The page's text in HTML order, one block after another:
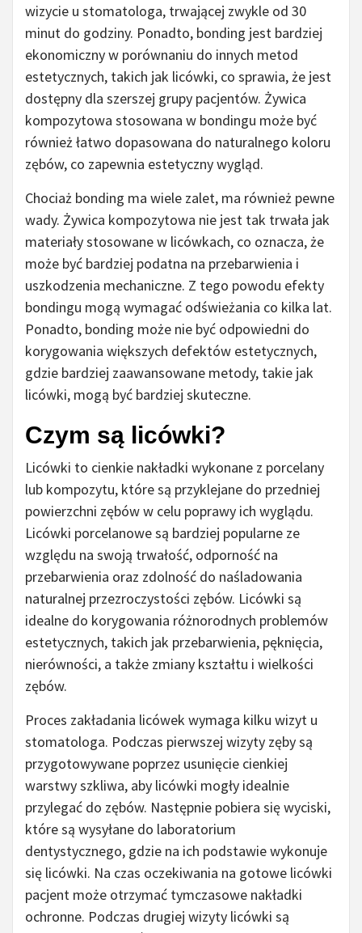
wizycie u stomatologa, trwającej zwykle od 30
minut do godziny. Ponadto, bonding jest bardziej
ekonomiczny w porównaniu do innych metod
estetycznych, takich jak licówki, co sprawia, że jest
dostępny dla szerszej grupy pacjentów. Żywica
kompozytowa stosowana w bondingu może być
również łatwo dopasowana do naturalnego koloru
zębów, co zapewnia estetyczny wygląd.
Chociaż bonding ma wiele zalet, ma również pewne
wady. Żywica kompozytowa nie jest tak trwała jak
materiały stosowane w licówkach, co oznacza, że
może być bardziej podatna na przebarwienia i
uszkodzenia mechaniczne. Z tego powodu efekty
bondingu mogą wymagać odświeżania co kilka lat.
Ponadto, bonding może nie być odpowiedni do
korygowania większych defektów estetycznych,
gdzie bardziej zaawansowane metody, takie jak
licówki, mogą być bardziej skuteczne.
Czym są licówki?
Licówki to cienkie nakładki wykonane z porcelany
lub kompozytu, które są przyklejane do przedniej
powierzchni zębów w celu poprawy ich wyglądu.
Licówki porcelanowe są bardziej popularne ze
względu na swoją trwałość, odporność na
przebarwienia oraz zdolność do naśladowania
naturalnej przezroczystości zębów. Licówki są
idealne do korygowania różnorodnych problemów
estetycznych, takich jak przebarwienia, pęknięcia,
nierówności, a także zmiany kształtu i wielkości
zębów.
Proces zakładania licówek wymaga kilku wizyt u
stomatologa. Podczas pierwszej wizyty zęby są
przygotowywane poprzez usunięcie cienkiej
warstwy szkliwa, aby licówki mogły idealnie
przylegać do zębów. Następnie pobiera się wyciski,
które są wysyłane do laboratorium
dentystycznego, gdzie na ich podstawie wykonuje
się licówki. Na czas oczekiwania na gotowe licówki
pacjent może otrzymać tymczasowe nakładki
ochronne. Podczas drugiej wizyty licówki są